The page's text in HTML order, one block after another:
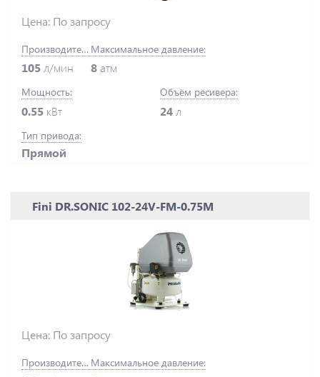
Цена: По запросу
Производительность:
105л/мин
Максимальное давление:
8 атм
Мощность:
0.55 кВт
Объём ресивера:
24 л
Тип привода:
Прямой
Fini DR.SONIC 102-24V-FM-0.75M
Цена: По запросу
Производительность: Максимальное давление: